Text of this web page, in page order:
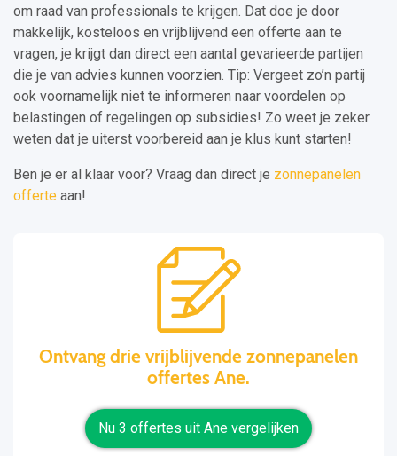
om raad van professionals te krijgen. Dat doe je door
makkelijk, kosteloos en vrijblijvend een offerte aan te
vragen, je krijgt dan direct een aantal gevarieerde partijen
die je van advies kunnen voorzien. Tip: Vergeet zo’n partij
ook voornamelijk niet te informeren naar voordelen op
belastingen of regelingen op subsidies! Zo weet je zeker
weten dat je uiterst voorbereid aan je klus kunt starten!
Ben je er al klaar voor? Vraag dan direct je zonnepanelen
offerte aan!
Ontvang drie vrijblijvende zonnepanelen
offertes Ane.
Nu 3 offertes uit Ane vergelijken